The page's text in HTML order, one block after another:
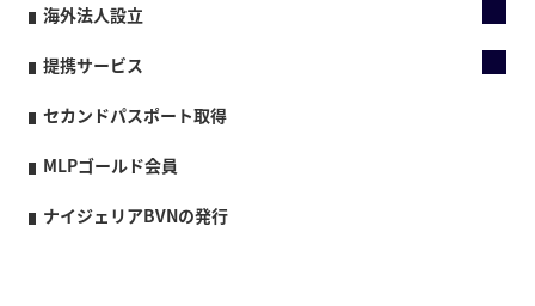
海外法人設立
提携サービス
セカンドパスポート取得
MLPゴールド会員
ナイジェリアBVNの発行